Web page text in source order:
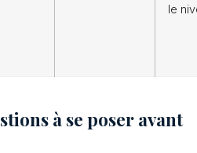
le
à se poser avant